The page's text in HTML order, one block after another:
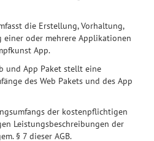
die Erstellung, Vorhaltung,
oder mehrere Applikationen
App.
und App Paket stellt eine
des Web Pakets und des App
der kostenpflichtigen
Leistungsbeschreibungen der
§ 7 dieser AGB.